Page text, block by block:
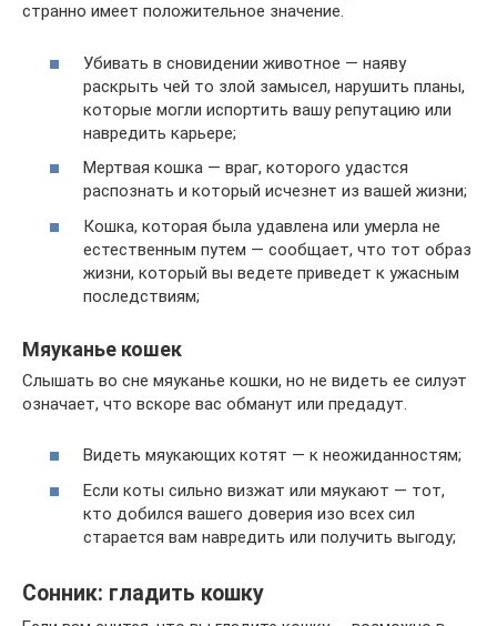
странно имеет положительное значение.
Убивать в сновидении животное — наяву
раскрыть чей то злой замысел, нарушить планы,
которые могли испортить вашу репутацию или
навредить карьере;
Мертвая кошка — враг, которого удастся
распознать и который исчезнет из вашей жизни;
Кошка, которая была удавлена или умерла не
естественным путем — сообщает, что тот образ
жизни, который вы ведете приведет к ужасным
последствиям;
Мяуканье кошек
Слышать во сне мяуканье кошки, но не видеть ее силуэт
означает, что вскоре вас обманут или предадут.
Видеть мяукающих котят — к неожиданностям;
Если коты сильно визжат или мяукают — тот,
кто добился вашего доверия изо всех сил
старается вам навредить или получить выгоду;
Сонник: гладить кошку